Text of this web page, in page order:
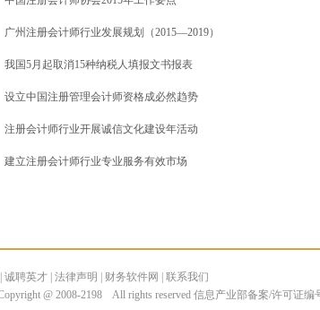
广州注册会计师行业发展规划（2015—2019）
我国5月起取消15种纳税人填报文书报表
设立中国注册管理会计师资格成必然趋势
注册会计师行业开展诚信文化建设年活动
建立注册会计师行业专业服务有效市场
诚聘英才 法律声明 财务软件网
联系我们
@ 2008-2198 All rights reserved 信息产业部备案/许可证编